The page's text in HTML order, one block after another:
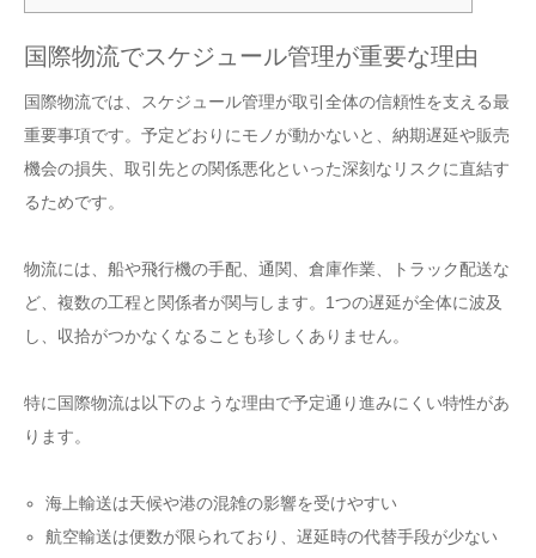
国際物流でスケジュール管理が重要な理由
国際物流では、スケジュール管理が取引全体の信頼性を支える最
重要事項です。予定どおりにモノが動かないと、納期遅延や販売
機会の損失、取引先との関係悪化といった深刻なリスクに直結す
るためです。
物流には、船や飛行機の手配、通関、倉庫作業、トラック配送な
ど、複数の工程と関係者が関与します。1つの遅延が全体に波及
し、収拾がつかなくなることも珍しくありません。
特に国際物流は以下のような理由で予定通り進みにくい特性があ
ります。
海上輸送は天候や港の混雑の影響を受けやすい
航空輸送は便数が限られており、遅延時の代替手段が少ない